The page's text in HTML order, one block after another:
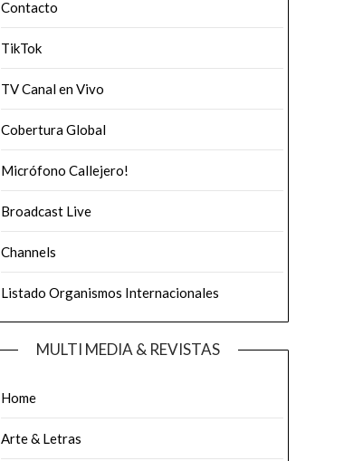
Contacto
TikTok
TV Canal en Vivo
Cobertura Global
Micrófono Callejero!
Broadcast Live
Channels
Listado Organismos Internacionales
MULTI MEDIA & REVISTAS
Home
Arte & Letras